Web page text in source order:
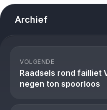
Archief
VOLGENDE
Raadsels rond failliet
negen ton spoorloos